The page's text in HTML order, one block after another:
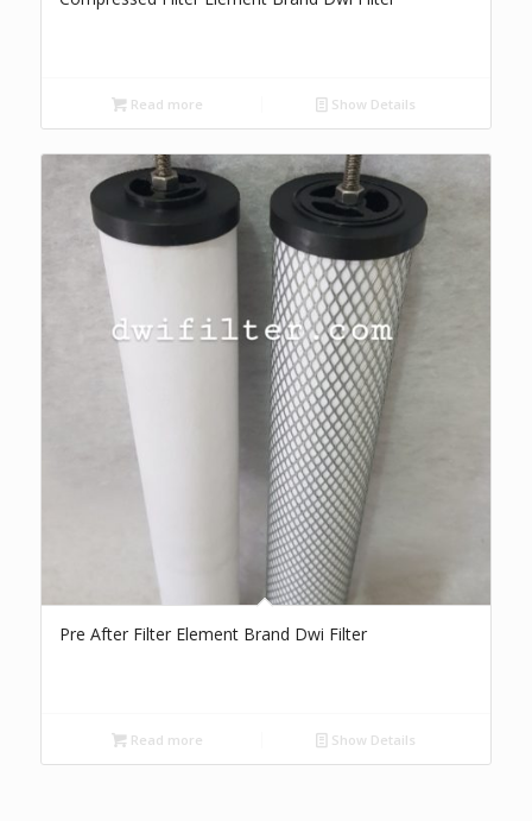
Read more Show Details
Pre After Filter Element Brand Dwi Filter
Read more Show Details